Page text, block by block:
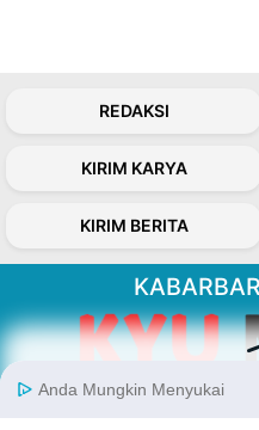
REDAKSI
KIRIM KARYA
KIRIM BERITA